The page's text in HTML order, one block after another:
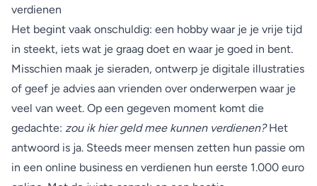
verdienen
Het begint vaak onschuldig: een hobby waar je je vrije tijd
in steekt, iets wat je graag doet en waar je goed in bent.
Misschien maak je sieraden, ontwerp je digitale illustraties
of geef je advies aan vrienden over onderwerpen waar je
veel van weet. Op een gegeven moment komt die
gedachte: zou ik hier geld mee kunnen verdienen?Het
antwoord is ja. Steeds meer mensen zetten hun passie om
in een online business en verdienen hun eerste 1.000 euro